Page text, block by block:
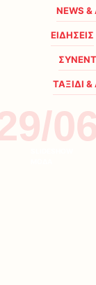
NEWS &
ΕΙΔΗΣΕΙΣ
ΤΑΞΙΔΙ